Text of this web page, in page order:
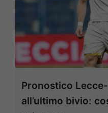
Pronostico
all’ultimo bivio: